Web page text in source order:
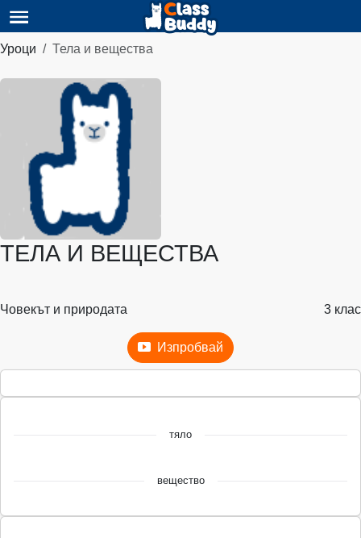
Уроци Тела и вещества
ТЕЛА И ВЕЩЕСТВА
Човекът и природата 3 клас
Изпробвай
тяло
вещество